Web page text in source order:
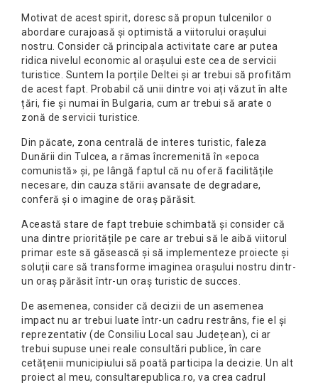
Motivat de acest spirit, doresc să propun tulcenilor o
abordare curajoasă și optimistă a viitorului orașului
nostru. Consider că principala activitate care ar putea
ridica nivelul economic al orașului este cea de servicii
turistice. Suntem la porțile Deltei și ar trebui să profităm
de acest fapt. Probabil că unii dintre voi ați văzut în alte
țări, fie și numai în Bulgaria, cum ar trebui să arate o
zonă de servicii turistice.
Din păcate, zona centrală de interes turistic, faleza
Dunării din Tulcea, a rămas încremenită în «epoca
comunistă» și, pe lângă faptul că nu oferă facilitățile
necesare, din cauza stării avansate de degradare,
conferă și o imagine de oraș părăsit.
Această stare de fapt trebuie schimbată și consider că
una dintre prioritățile pe care ar trebui să le aibă viitorul
primar este să găsească și să implementeze proiecte și
soluții care să transforme imaginea orașului nostru dintr-
un oraș părăsit într-un oraș turistic de succes.
De asemenea, consider că decizii de un asemenea
impact nu ar trebui luate într-un cadru restrâns, fie el și
reprezentativ (de Consiliu Local sau Județean), ci ar
trebui supuse unei reale consultări publice, în care
cetățenii municipiului să poată participa la decizie. Un alt
proiect al meu, consultarepublica.ro, va crea cadrul